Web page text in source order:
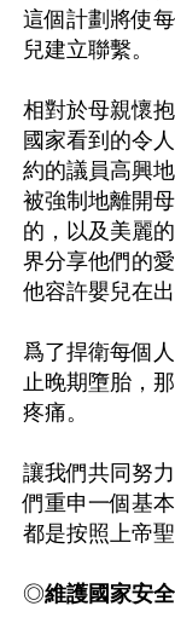
這個計劃將使
兒建立聯繫。
相對於母親懷
國家看到的令
約的議員高興
被強制地離開
的，以及美麗
界分享他們的
他容許嬰兒在
爲了捍衛每個
止晚期墮胎，
疼痛。
讓我們共同努
們重申一個基
都是按照上帝
◎維護國家安